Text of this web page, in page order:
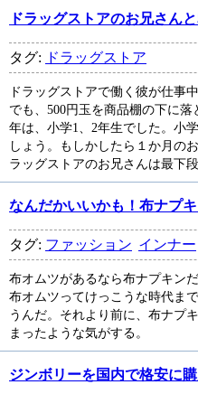
ドラッグストアのお兄さんと
タグ: ドラッグストア
ドラッグストアで働く彼が仕事
でも、500円玉を商品棚の下に
年は、小学1、2年生でした。小
しょう。もしかしたら１か月の
ラッグストアのお兄さんは最下
なんだかいいかも！布ナプ
タグ: ファッション インナー
布オムツがあるなら布ナプキン
布オムツってけっこうな時代ま
うんだ。それより前に、布ナプ
まったような気がする。
ジンボリーを国内で格安に